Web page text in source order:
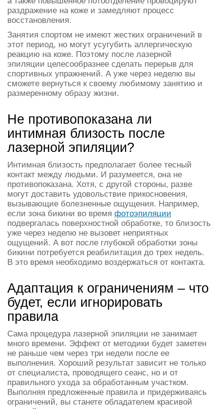
раздражение на коже и замедляют процесс
восстановления.
Занятия спортом не имеют жестких ограничений в
этот период, но могут усугубить аллергическую
реакцию на коже. Поэтому после лазерной
эпиляции целесообразнее сделать перерыв для
спортивных упражнений. А уже через неделю вы
сможете вернуться к своему любимому занятию и
размеренному образу жизни.
Не противопоказана ли
интимная близость после
лазерной эпиляции?
Интимная близость предполагает более тесный
контакт между людьми. И разумеется, она не
противопоказана. Хотя, с другой стороны, разве
могут доставить удовольствие прикосновения,
вызывающие болезненные ощущения. Например,
если зона бикини во время фотоэпиляции
подвергалась поверхностной обработке, то близость
уже через неделю не вызовет неприятных
ощущений. А вот после глубокой обработки зоны
бикини потребуется реабилитация до трех недель.
В это время необходимо воздержаться от контакта.
Адаптация к ограничениям – что
будет, если игнорировать
правила
Сама процедура лазерной эпиляции не занимает
много времени. Эффект от методики будет заметен
не раньше чем через три недели после ее
выполнения. Хороший результат зависит не только
от специалиста, проводящего сеанс, но и от
правильного ухода за обработанным участком.
Выполняя предложенные правила и придерживаясь
ограничений, вы станете обладателем красивой